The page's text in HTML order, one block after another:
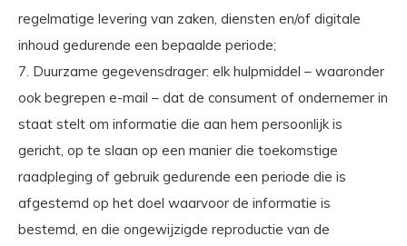
regelmatige levering van zaken, diensten en/of digitale
inhoud gedurende een bepaalde periode;
7. Duurzame gegevensdrager: elk hulpmiddel – waaronder
ook begrepen e-mail – dat de consument of ondernemer in
staat stelt om informatie die aan hem persoonlijk is
gericht, op te slaan op een manier die toekomstige
raadpleging of gebruik gedurende een periode die is
afgestemd op het doel waarvoor de informatie is
bestemd, en die ongewijzigde reproductie van de